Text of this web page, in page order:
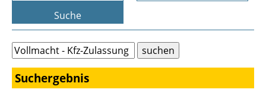
Suche
Suchergebnis